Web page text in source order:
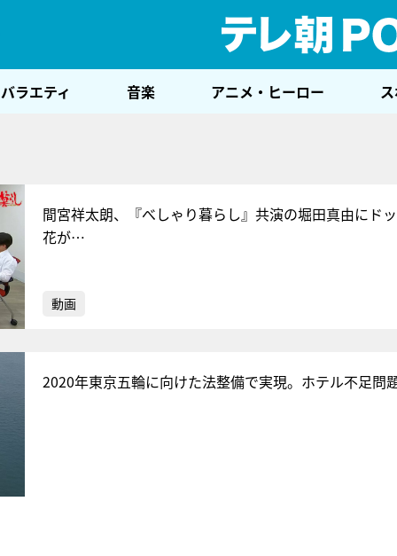
バラエティ 音楽 アニメ・ヒーロー
間宮祥太朗、『べしゃり暮らし』共演の堀田真由にド
花が…
動画
2020年東京五輪に向けた法整備で実現。ホテル不足問